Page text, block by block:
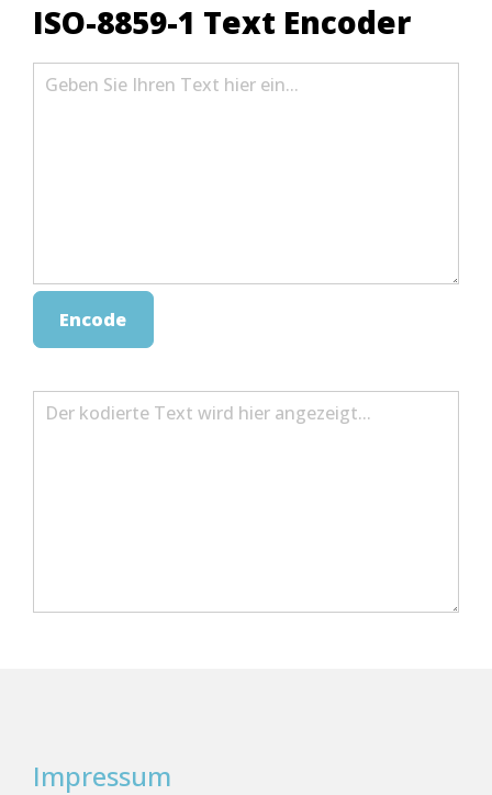
ISO-8859-1 Text Encoder
Encode
Impressum